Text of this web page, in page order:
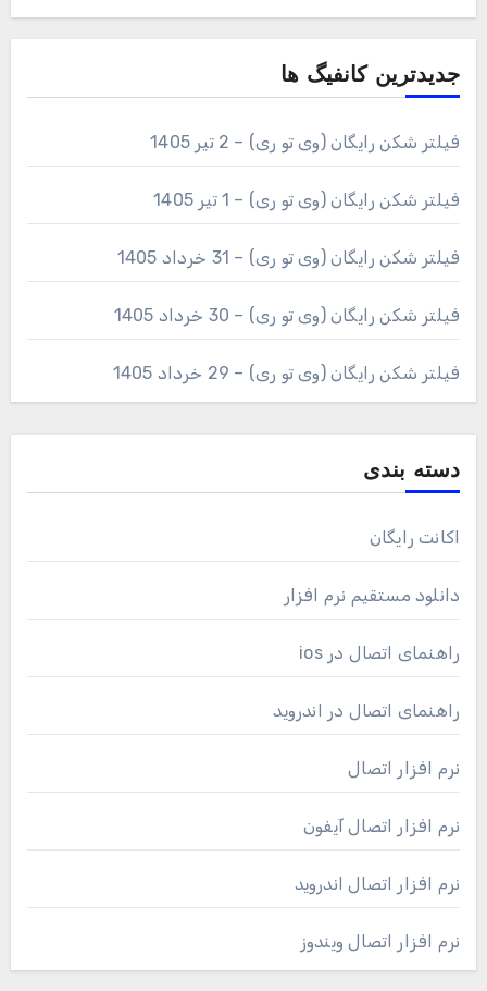
جدیدترین کانفیگ ها
فیلتر شکن رایگان (وی تو ری) – 2 تیر 1405
فیلتر شکن رایگان (وی تو ری) – 1 تیر 1405
فیلتر شکن رایگان (وی تو ری) – 31 خرداد 1405
فیلتر شکن رایگان (وی تو ری) – 30 خرداد 1405
فیلتر شکن رایگان (وی تو ری) – 29 خرداد 1405
دسته بندی
اکانت رایگان
دانلود مستقیم نرم افزار
راهنمای اتصال در ios
راهنمای اتصال در اندروید
نرم افزار اتصال
نرم افزار اتصال آیفون
نرم افزار اتصال اندروید
نرم افزار اتصال ویندوز